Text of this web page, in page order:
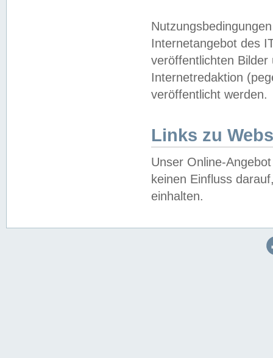
Internetangebot des
veröffentlichten
Internetredaktion
veröffentlicht werden.
Links zu
Unser Online-
keinen Einfluss
einhalten.